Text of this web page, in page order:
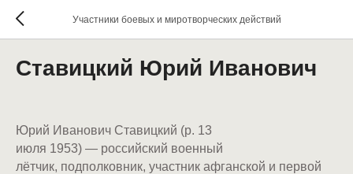
Участники боевых и миротворческих действий
Ставицкий Юрий Иванович
Юрий Иванович Ставицкий (р. 13
июля 1953) — российский военный
лётчик, подполковник, участник афганской и первой